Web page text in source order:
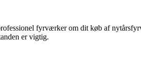
fyrværker om dit køb af
er vigtig.